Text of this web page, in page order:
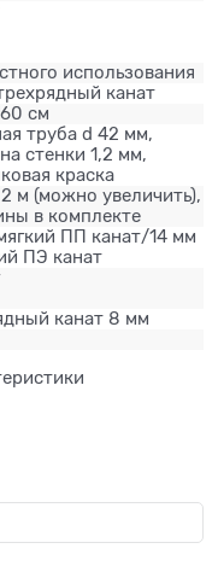
использования
канат
см
труба d 42 мм,
стенки 1,2 мм,
краска
м (можно увеличить),
в комплекте
ПП канат/14 мм
ПЭ канат
канат 8 мм